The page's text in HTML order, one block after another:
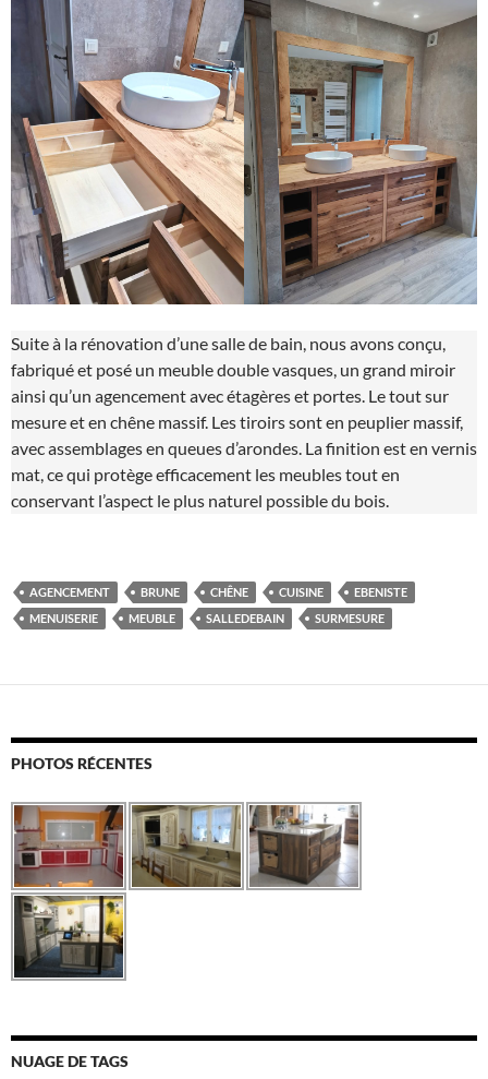
Suite à la rénovation d’une salle de bain, nous avons conçu,
fabriqué et posé un meuble double vasques, un grand miroir
ainsi qu’un agencement avec étagères et portes. Le tout sur
mesure et en chêne massif. Les tiroirs sont en peuplier massif,
avec assemblages en queues d’arondes. La finition est en vernis
mat, ce qui protège efficacement les meubles tout en
conservant l’aspect le plus naturel possible du bois.
AGENCEMENT BRUNE CHÊNE CUISINE
EBENISTE
MENUISERIE
MEUBLE SALLEDEBAIN SURMESURE
PHOTOS RÉCENTES
NUAGE DE TAGS